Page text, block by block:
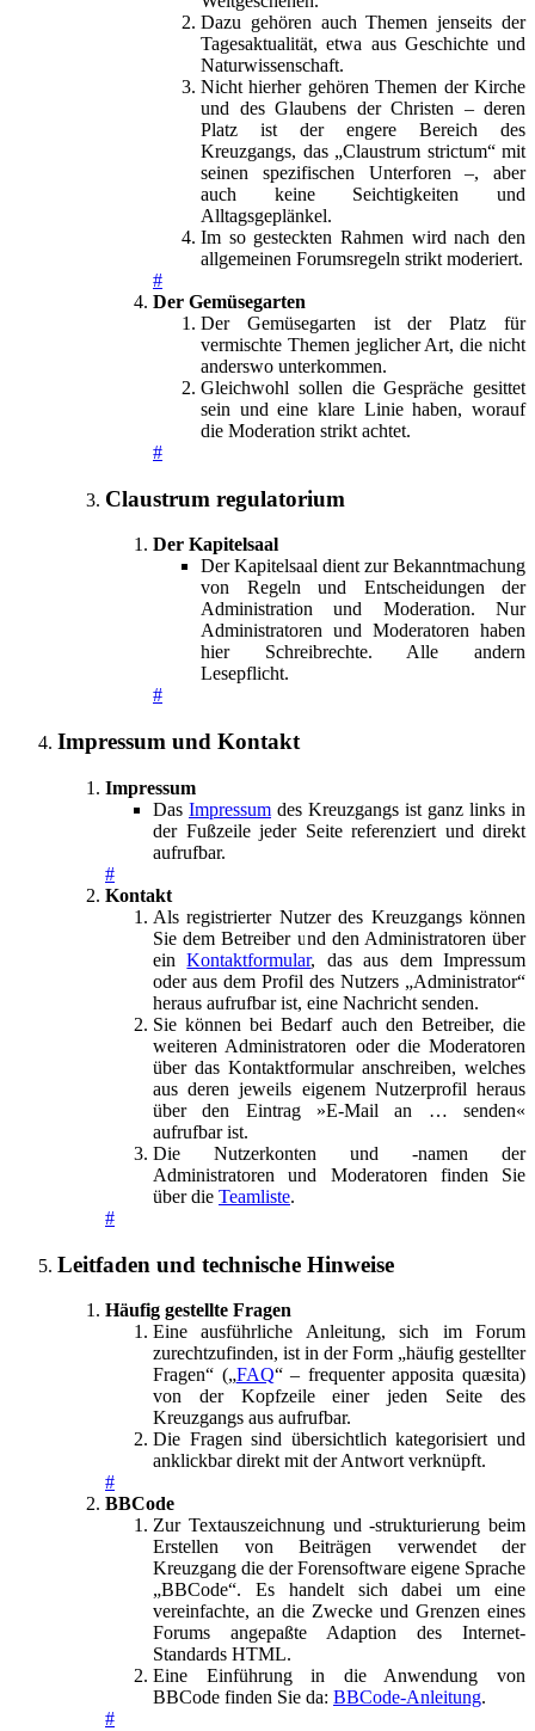
Dazu gehören auch Themen jenseits der
Tagesaktualität, etwa aus Geschichte und
Naturwissenschaft.
Nicht hierher gehören Themen der Kirche
und des Glaubens der Christen – deren
Platz ist der engere Bereich des
Kreuzgangs, das „Claustrum strictum“ mit
seinen spezifischen Unterforen –, aber
auch keine Seichtigkeiten und
Alltagsgeplänkel.
Im so gesteckten Rahmen wird nach den
allgemeinen Forumsregeln strikt moderiert.
#
Der Gemüsegarten
Der Gemüsegarten ist der Platz für
vermischte Themen jeglicher Art, die nicht
anderswo unterkommen.
Gleichwohl sollen die Gespräche gesittet
sein und eine klare Linie haben, worauf
die Moderation strikt achtet.
#
Claustrum regulatorium
Der Kapitelsaal
Der Kapitelsaal dient zur Bekanntmachung
von Regeln und Entscheidungen der
Administration und Moderation. Nur
Administratoren und Moderatoren haben
hier Schreibrechte. Alle andern
Lesepflicht.
#
Impressum und Kontakt
Impressum
Das Impressum des Kreuzgangs ist ganz links in
der Fußzeile jeder Seite referenziert und direkt
aufrufbar.
#
Kontakt
Als registrierter Nutzer des Kreuzgangs können
Sie dem Betreiber und den Administratoren über
einKontaktformular, das aus dem Impressum
oder aus dem Profil des Nutzers „Administrator“
heraus aufrufbar ist, eine Nachricht senden.
Sie können bei Bedarf auch den Betreiber, die
weiteren Administratoren oder die Moderatoren
über das Kontaktformular anschreiben, welches
aus deren jeweils eigenem Nutzerprofil heraus
über den Eintrag »E-Mail an … senden«
aufrufbar ist.
Die Nutzerkonten und -namen der
Administratoren und Moderatoren finden Sie
über die Teamliste.
#
Leitfaden und technische Hinweise
Häufig gestellte Fragen
Eine ausführliche Anleitung, sich im Forum
zurechtzufinden, ist in der Form „häufig gestellter
Fragen“ („FAQ“ – frequenter apposita quæsita)
von der Kopfzeile einer jeden Seite des
Kreuzgangs aus aufrufbar.
Die Fragen sind übersichtlich kategorisiert und
anklickbar direkt mit der Antwort verknüpft.
#
BBCode
Zur Textauszeichnung und -strukturierung beim
Erstellen von Beiträgen verwendet der
Kreuzgang die der Forensoftware eigene Sprache
„BBCode“. Es handelt sich dabei um eine
vereinfachte, an die Zwecke und Grenzen eines
Forums angepaßte Adaption des Internet-
Standards HTML.
Eine Einführung in die Anwendung von
BBCode finden Sie da: BBCode-Anleitung.
#